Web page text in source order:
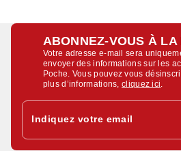
ABONNEZ-VOUS À LA
Votre adresse e-mail sera
envoyer des informations sur les
Poche. Vous pouvez vous
plus d’informations,cliquez ici.
Indiquez votre email